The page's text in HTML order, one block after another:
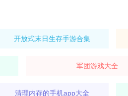
开放式末日生存手游合集
军团游戏大全
清理内存的手机app大全